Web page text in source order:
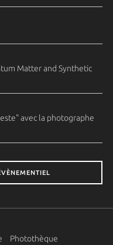
Matter and Synthetic
avec la photographe
Photothèque